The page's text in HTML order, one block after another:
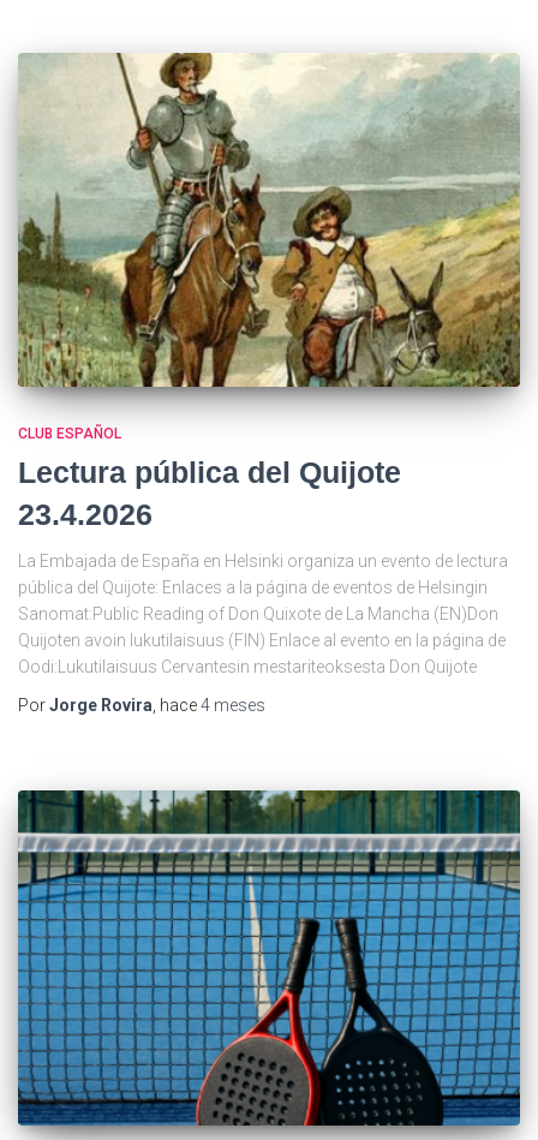
CLUB ESPAÑOL
Lectura pública del Quijote
23.4.2026
La Embajada de España en Helsinki organiza un evento de lectura
pública del Quijote: Enlaces a la página de eventos de Helsingin
Sanomat:Public Reading of Don Quixote de La Mancha (EN)Don
Quijoten avoin lukutilaisuus (FIN) Enlace al evento en la página de
Oodi:Lukutilaisuus Cervantesin mestariteoksesta Don Quijote
PorJorge Rovira, hace4 meses